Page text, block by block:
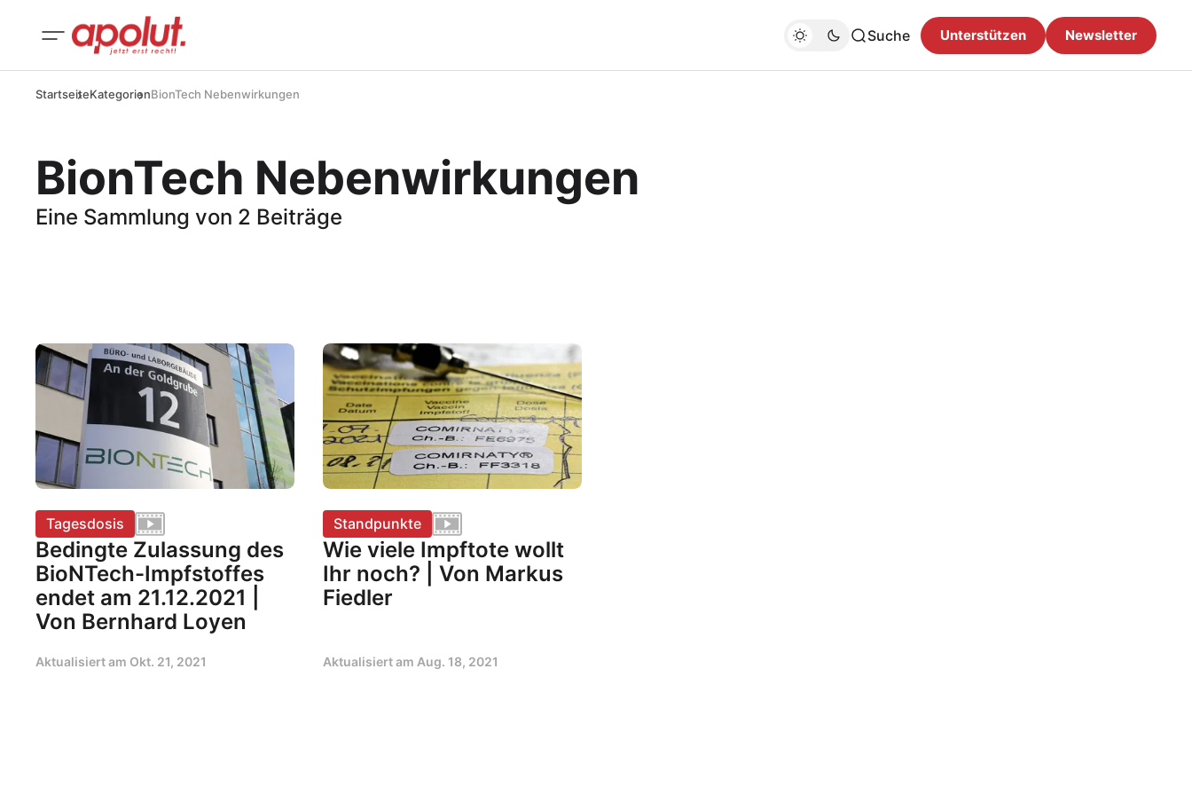
Suche Unterstützen Newsletter
StartseiteKategorienBionTech Nebenwirkungen
BionTech Nebenwirkungen
Eine Sammlung von 2 Beiträge
Tagesdosis
Bedingte Zulassung des
BioNTech-Impfstoffes
endet am 21.12.2021 |
Von Bernhard Loyen
Aktualisiert am Okt. 21, 2021
Standpunkte
Wie viele Impftote wollt
Ihr noch? | Von Markus
Fiedler
Aktualisiert am Aug. 18, 2021